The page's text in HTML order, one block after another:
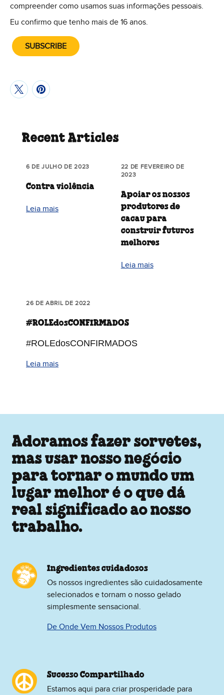
compreender como usamos suas informações pessoais.
Eu confirmo que tenho mais de 16 anos.
SUBSCRIBE
Recent Articles
6 DE JULHO DE 2023
Contra violência
Leia mais
22 DE FEVEREIRO DE
2023
Apoiar os nossos
produtores de
cacau para
construir futuros
melhores
Leia mais
26 DE ABRIL DE 2022
#ROLEdosCONFIRMADOS
#ROLEdosCONFIRMADOS
Leia mais
Adoramos fazer sorvetes,
mas usar nosso negócio
para tornar o mundo um
lugar melhor é o que dá
real significado ao nosso
trabalho.
Ingredientes cuidadosos
Os nossos ingredientes são cuidadosamente
selecionados e tornam o nosso gelado
simplesmente sensacional.
De Onde Vem Nossos Produtos
Sucesso Compartilhado
Estamos aqui para criar prosperidade para